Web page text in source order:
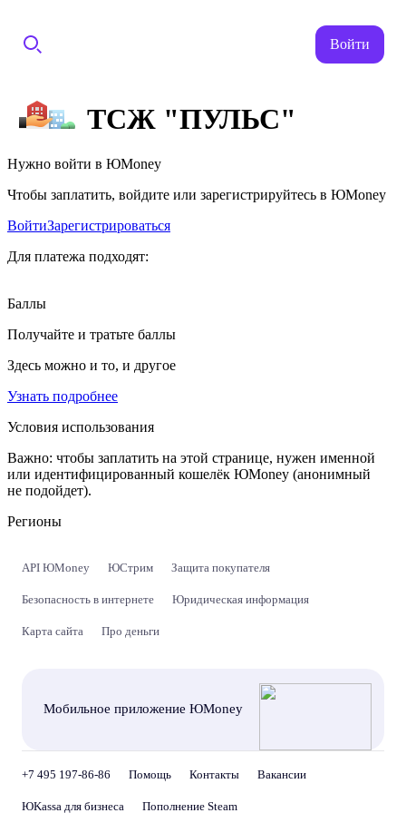
Войти
ТСЖ "ПУЛЬС"
Нужно войти в ЮMoney
Чтобы заплатить, войдите или зарегистрируйтесь в ЮMoney
ВойтиЗарегистрироваться
Для платежа подходят:
Баллы
Получайте и тратьте баллы
Здесь можно и то, и другое
Узнать подробнее
Условия использования
Важно: чтобы заплатить на этой странице, нужен именной
или идентифицированный кошелёк ЮMoney (анонимный
не подойдет).
Регионы
API ЮMoney ЮСтрим Защита покупателя
Безопасность в интернете Юридическая информация
Карта сайта Про деньги
Мобильное приложение ЮMoney
+7 495 197-86-86 Помощь Контакты Вакансии
ЮKassa для бизнеса Пополнение Steam